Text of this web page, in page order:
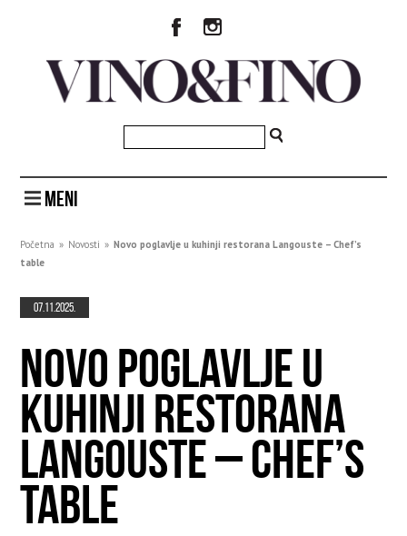
MENI
Početna » Novosti » Novo poglavlje u kuhinji restorana Langouste – Chef’s
table
07.11.2025.
NOVO POGLAVLJE U
KUHINJI RESTORANA
LANGOUSTE – CHEF’S
TABLE